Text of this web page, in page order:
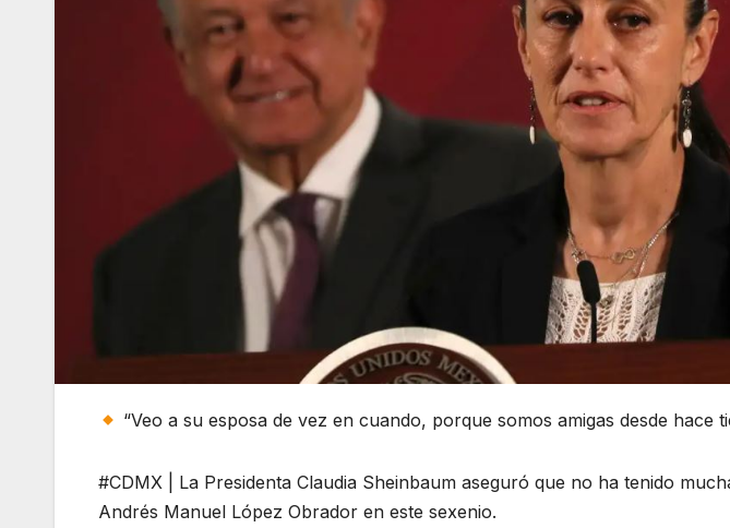
“Veo a su esposa de vez en cuando, porque somos amigas desde hace
#CDMX | La Presidenta Claudia Sheinbaum aseguró que no ha tenido
Andrés Manuel López Obrador en este sexenio.